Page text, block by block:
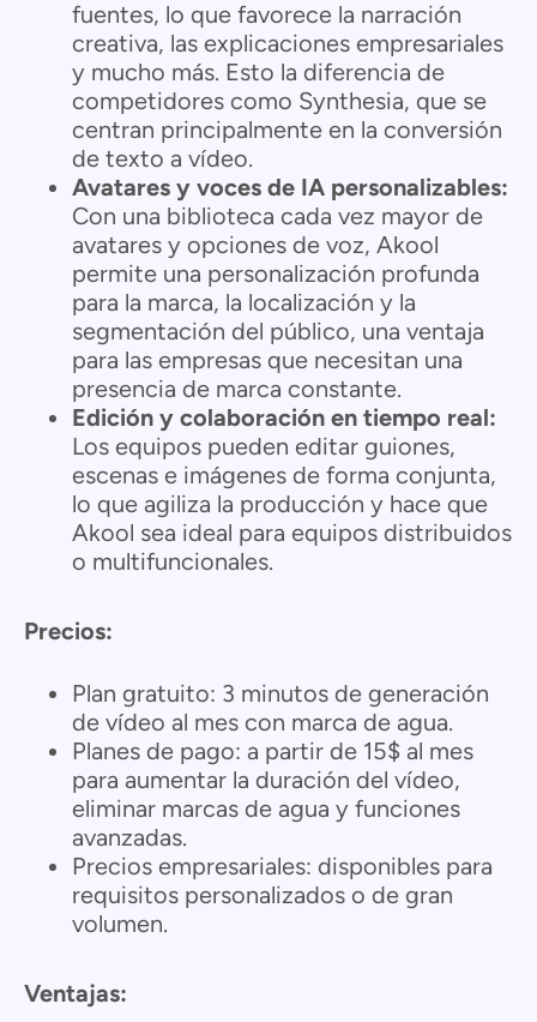
fuentes, lo que favorece la narración
creativa, las explicaciones empresariales
y mucho más. Esto la diferencia de
competidores como Synthesia, que se
centran principalmente en la conversión
de texto a vídeo.
Avatares y voces de IA personalizables:
Con una biblioteca cada vez mayor de
avatares y opciones de voz, Akool
permite una personalización profunda
para la marca, la localización y la
segmentación del público, una ventaja
para las empresas que necesitan una
presencia de marca constante.
Edición y colaboración en tiempo real:
Los equipos pueden editar guiones,
escenas e imágenes de forma conjunta,
lo que agiliza la producción y hace que
Akool sea ideal para equipos distribuidos
o multifuncionales.
Precios:
Plan gratuito: 3 minutos de generación
de vídeo al mes con marca de agua.
Planes de pago: a partir de 15$ al mes
para aumentar la duración del vídeo,
eliminar marcas de agua y funciones
avanzadas.
Precios empresariales: disponibles para
requisitos personalizados o de gran
volumen.
Ventajas: